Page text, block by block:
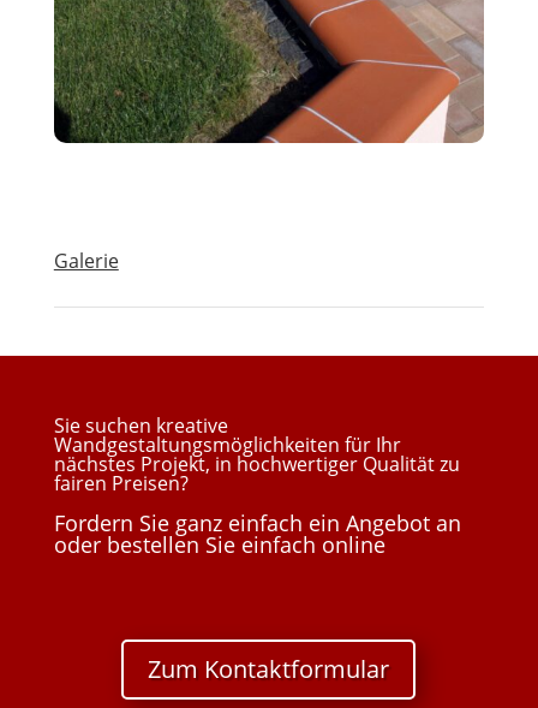
Galerie
Sie suchen kreative
Wandgestaltungsmöglichkeiten für Ihr
nächstes Projekt, in hochwertiger Qualität zu
fairen Preisen?
Fordern Sie ganz einfach ein Angebot an
oder bestellen Sie einfach online
Zum Kontaktformular